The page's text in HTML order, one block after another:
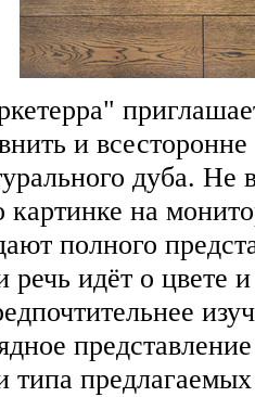
и
дуба. Не
картинке на
полного
речь идёт о цвете
типа